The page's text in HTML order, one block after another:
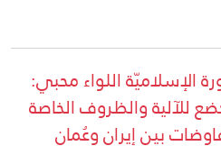
الإسلاميّة اللواء محبي:
للآلية والظروف الخاصة
بين إيران وعُمان